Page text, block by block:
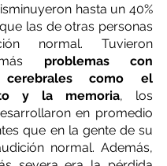
hasta un 40%
las de otras personas
normal. Tuvieron
problemas con
cerebrales como el
y la memoria, los
en promedio
que en la gente de su
normal. Además,